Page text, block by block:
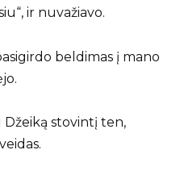
ir nuvažiavo.
beldimas į mano
stovintį ten,